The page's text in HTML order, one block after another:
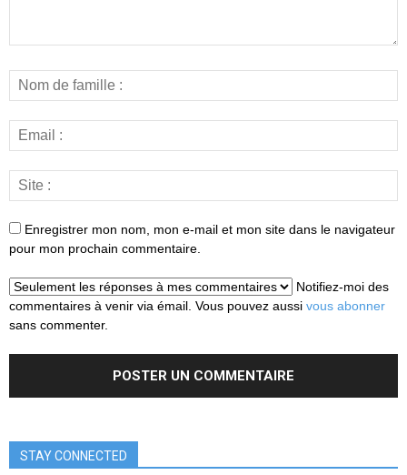
Enregistrer mon nom, mon e-mail et mon site dans le navigateur
pour mon prochain commentaire.
Notifiez-moi des
commentaires à venir via émail. Vous pouvez aussi vous abonner
sans commenter.
STAY CONNECTED